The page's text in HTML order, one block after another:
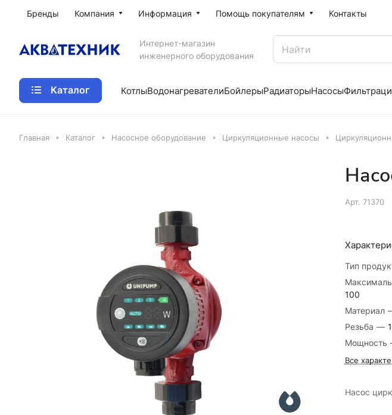
Бренды Компания Информация Помощь покупателям Контакты
Интернет-магазин
инженерного оборудования
Каталог КотлыВодонагревателиБойлерыРадиаторыНасосы
Главная Каталог Насосное оборудование Циркуляционные насосы
Арт. 71370
Тип
100
Материал
Резьба —
Мощность
Все
Насос